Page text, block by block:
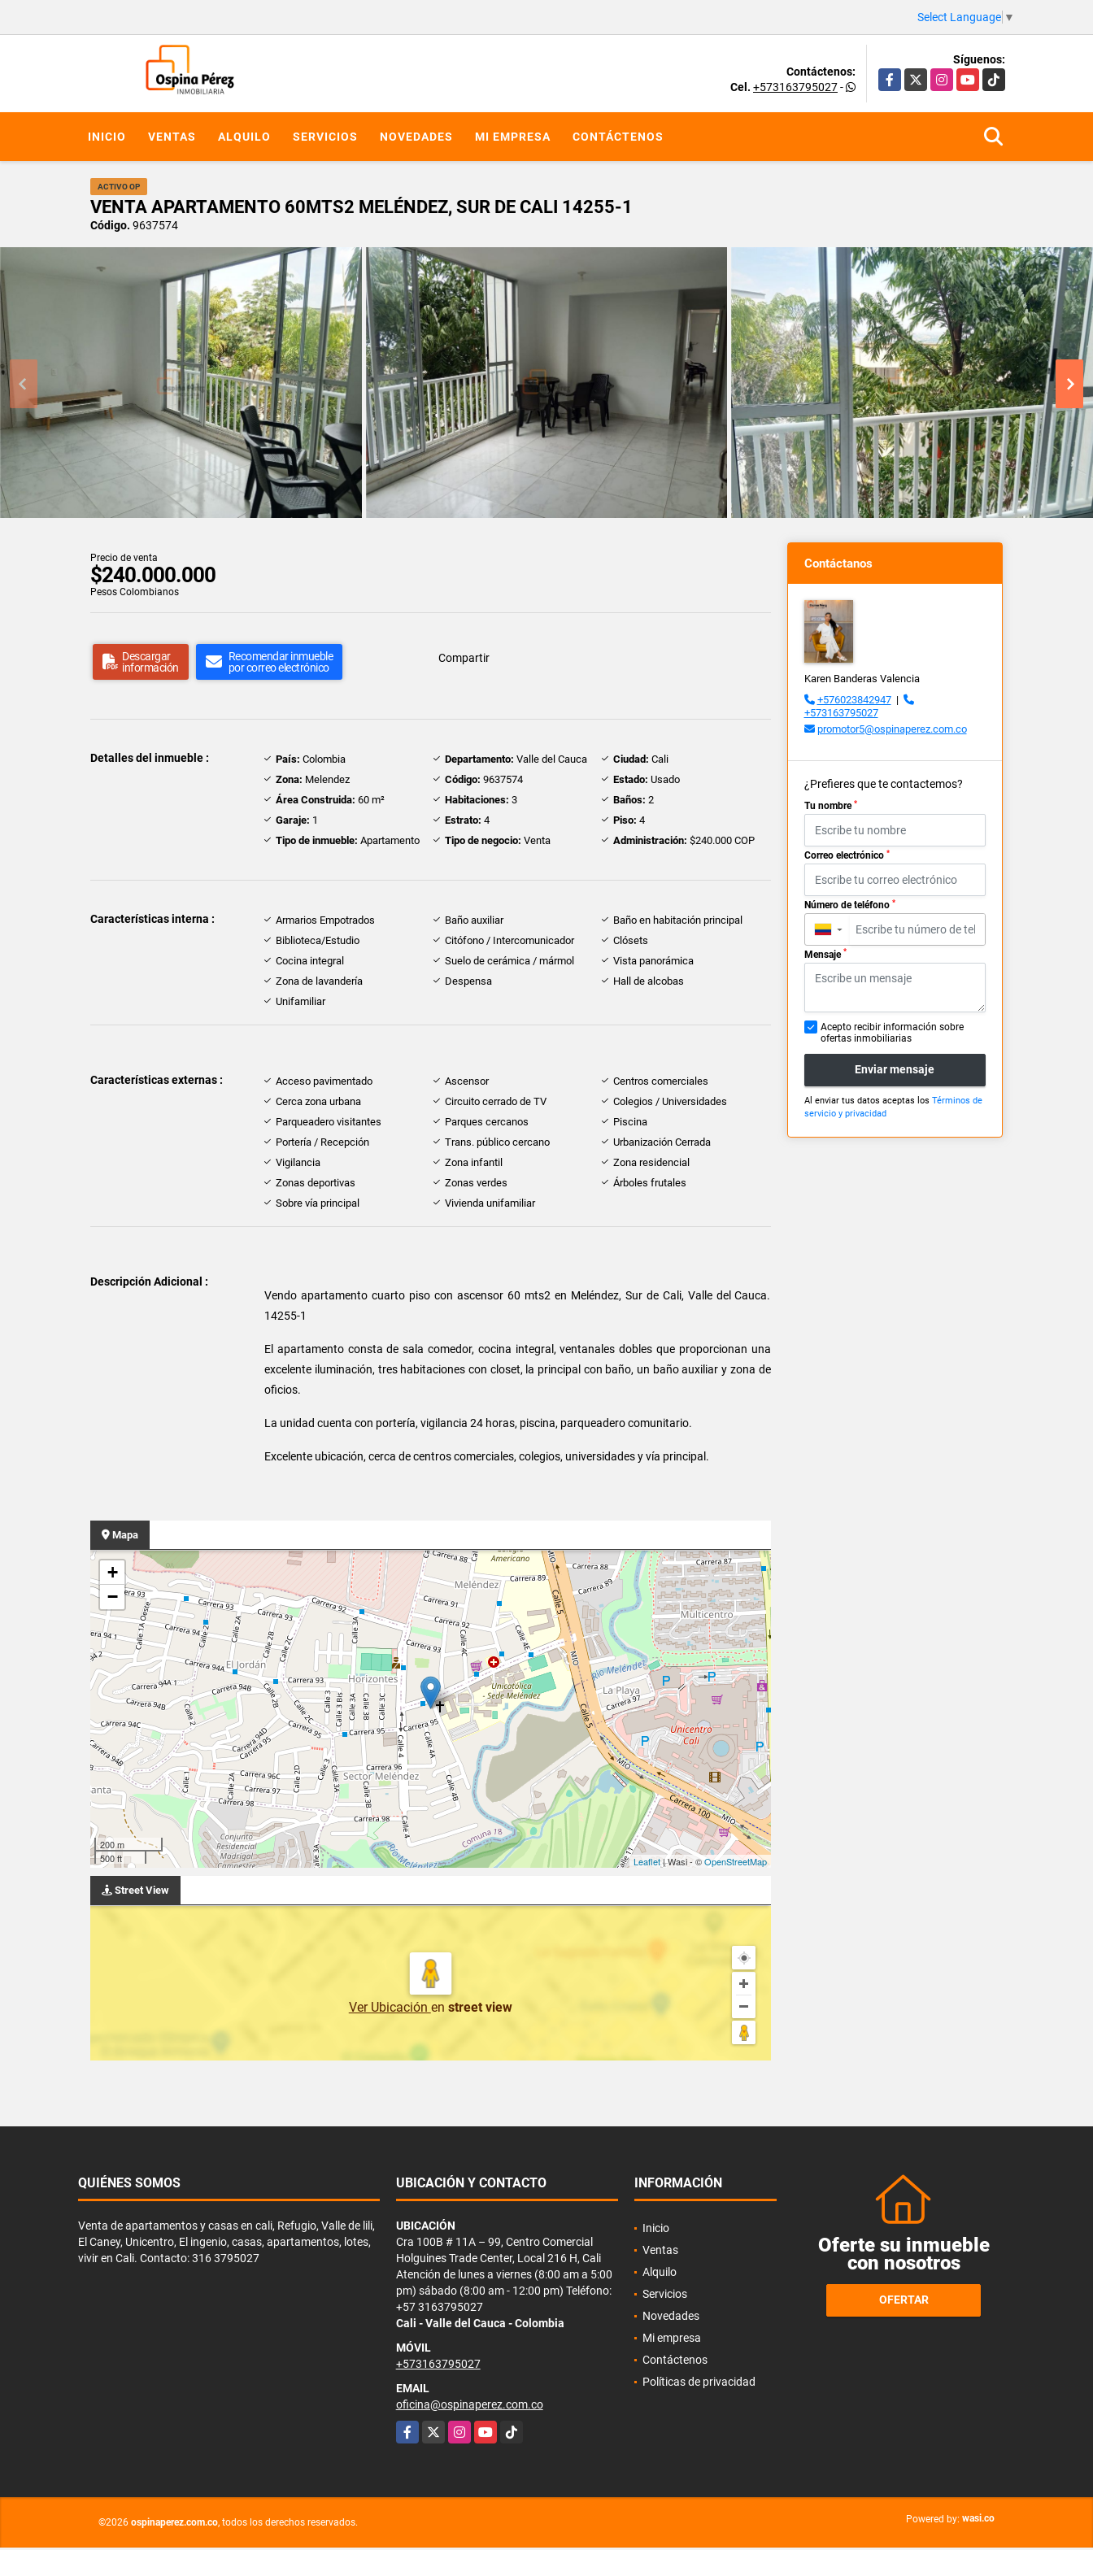
Select Language ▼
Contáctenos:
Cel. +573163795027-
Síguenos:
Facebook
X InstagramYouTubeTikTok
INICIO VENTAS ALQUILO SERVICIOS NOVEDADES MI EMPRESA CONTÁCTENOS
ACTIVO OP
VENTA APARTAMENTO 60MTS2 MELÉNDEZ, SUR DE CALI 14255-1
Código. 9637574
Precio de venta
$240.000.000
Pesos Colombianos
Descargar
información
Recomendar inmueble
por correo electrónico
Compartir
Detalles del inmueble : País: Colombia Departamento: Valle del Cauca Ciudad: Cali
Zona: Melendez Código: 9637574 Estado: Usado
Área Construida: 60 m² Habitaciones: 3 Baños: 2
Garaje: 1 Estrato: 4 Piso: 4
Tipo de inmueble: Apartamento Tipo de negocio: Venta Administración: $240.000 COP
Características interna : Armarios Empotrados Baño auxiliar
Baño en habitación principal
Biblioteca/Estudio
Citófono / Intercomunicador
Clósets
Cocina integral
Suelo de cerámica / mármol
Vista panorámica
Zona de lavandería
Despensa
Hall de alcobas
Unifamiliar
Características externas : Acceso pavimentado Ascensor
Centros comerciales
Cerca zona urbana
Circuito cerrado de TV
Colegios / Universidades
Parqueadero visitantes
Parques cercanos
Piscina
Portería / Recepción
Trans. público cercano
Urbanización Cerrada
Vigilancia
Zona infantil
Zona residencial
Zonas deportivas
Zonas verdes
Árboles frutales
Sobre vía principal
Vivienda unifamiliar
Descripción Adicional :
Vendo apartamento cuarto piso con ascensor 60 mts2 en Meléndez, Sur de Cali, Valle del Cauca.
14255-1
El apartamento consta de sala comedor, cocina integral, ventanales dobles que proporcionan una
excelente iluminación, tres habitaciones con closet, la principal con baño, un baño auxiliar y zona de
oficios.
La unidad cuenta con portería, vigilancia 24 horas, piscina, parqueadero comunitario.
Excelente ubicación, cerca de centros comerciales, colegios, universidades y vía principal.
Mapa
+
−
200 m
500 ft
Leaflet| Wasi - ©OpenStreetMap
Street View
Ver Ubicación en street view
Contáctanos
Karen Banderas Valencia
+576023842947|
+573163795027
promotor5@ospinaperez.com.co
¿Prefieres que te contactemos?
Tu nombre *
Correo electrónico *
Número de teléfono *
▼
Mensaje *
Acepto recibir información sobre
ofertas inmobiliarias
Enviar mensaje
Al enviar tus datos aceptas los Términos de
servicio y privacidad
QUIÉNES SOMOS
Venta de apartamentos y casas en cali, Refugio, Valle de lili,
El Caney, Unicentro, El ingenio, casas, apartamentos, lotes,
vivir en Cali. Contacto: 316 3795027
UBICACIÓN Y CONTACTO
UBICACIÓN
Cra 100B # 11A – 99, Centro Comercial
Holguines Trade Center, Local 216 H, Cali
Atención de lunes a viernes (8:00 am a 5:00
pm) sábado (8:00 am - 12:00 pm) Teléfono:
+57 3163795027
Cali - Valle del Cauca - Colombia
MÓVIL
+573163795027
EMAIL
oficina@ospinaperez.com.co
Facebook
X InstagramYouTubeTikTok
INFORMACIÓN
Inicio
Ventas
Alquilo
Servicios
Novedades
Mi empresa
Contáctenos
Políticas de privacidad
Oferte su inmueble
con nosotros
OFERTAR
©2026 ospinaperez.com.co, todos los derechos reservados. Powered by: wasi.co